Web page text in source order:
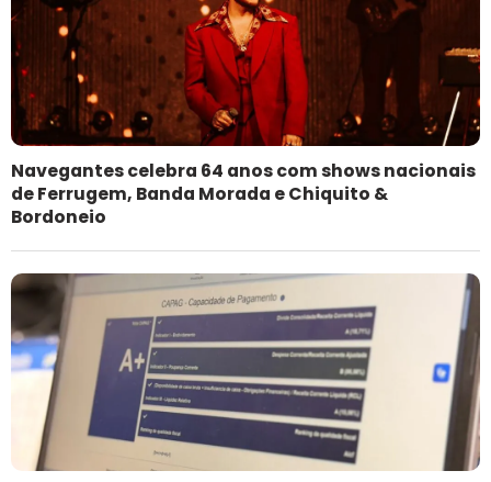
Navegantes celebra 64 anos com shows nacionais
de Ferrugem, Banda Morada e Chiquito &
Bordoneio